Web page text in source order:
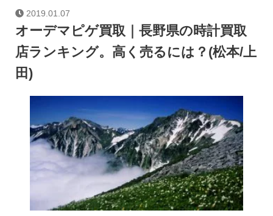
2019.01.07
オーデマピゲ買取｜長野県の時計買取
店ランキング。高く売るには？(松本/上
田)